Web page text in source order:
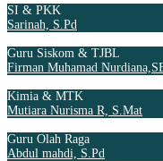
SI & PKK
Sarinah, S.Pd
Guru Siskom & TJBL
Firman Muhamad
Kimia & MTK
Mutiara Nurisma R, S.Mat
Guru Olah Raga
Abdul mahdi, S.Pd